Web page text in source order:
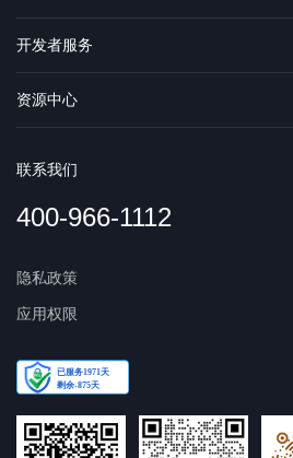
开发者服务
资源中心
联系我们
400-966-1112
隐私政策
应用权限